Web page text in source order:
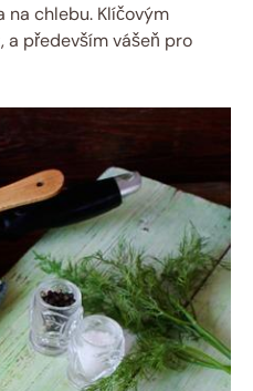
na chlebu. Klíčovým
především vášeň pro